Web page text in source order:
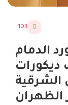
103
الدمام
تركيب ديكورات
الظهران